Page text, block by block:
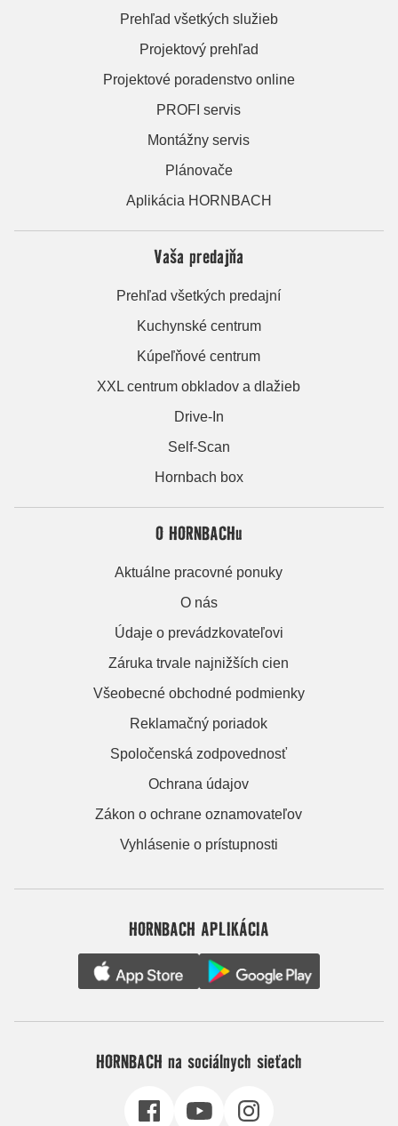
Prehľad všetkých služieb
Projektový prehľad
Projektové poradenstvo online
PROFI servis
Montážny servis
Plánovače
Aplikácia HORNBACH
Vaša predajňa
Prehľad všetkých predajní
Kuchynské centrum
Kúpeľňové centrum
XXL centrum obkladov a dlažieb
Drive-In
Self-Scan
Hornbach box
O HORNBACHu
Aktuálne pracovné ponuky
O nás
Údaje o prevádzkovateľovi
Záruka trvale najnižších cien
Všeobecné obchodné podmienky
Reklamačný poriadok
Spoločenská zodpovednosť
Ochrana údajov
Zákon o ochrane oznamovateľov
Vyhlásenie o prístupnosti
HORNBACH APLIKÁCIA
HORNBACH na sociálnych sieťach